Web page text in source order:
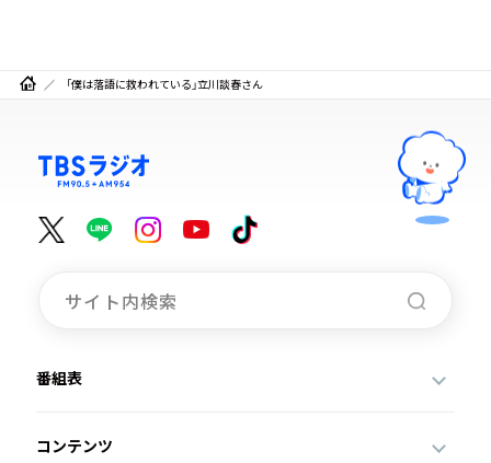
「僕は落語に救われている」立川談春さん
番組表
コンテンツ